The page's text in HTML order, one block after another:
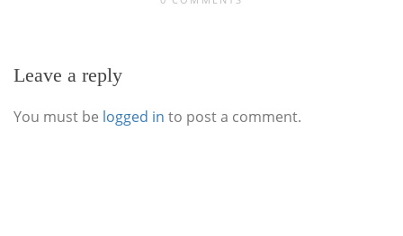
Leave a reply
You must be logged in to post a comment.